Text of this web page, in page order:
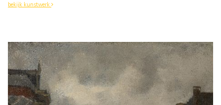
bekijk kunstwerk